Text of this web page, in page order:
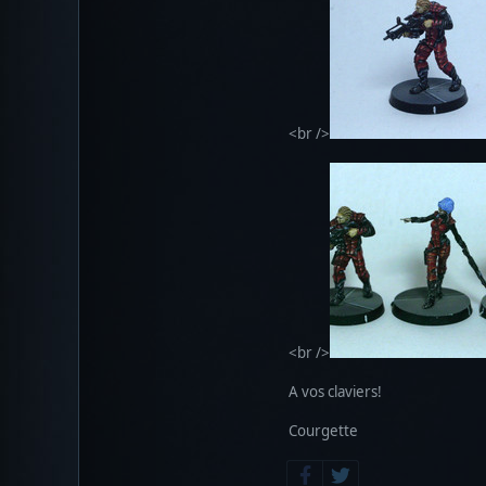
<br />
<br />
A vos claviers!
Courgette